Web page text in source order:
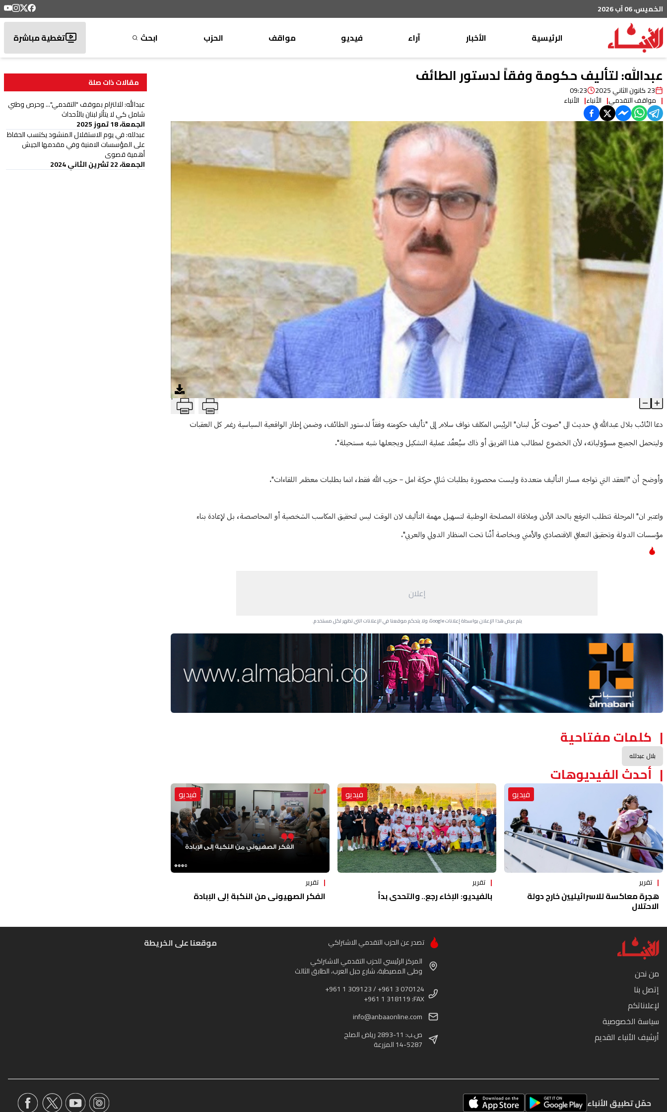
الخميس، 06 آب 2026
الرئيسية
الأخبار
محليات
خاص
من لبنان
ثقافة ومجتمع
منوعات
آراء
موقف
الأنباء
منبر
مختارات
صحافة
أجنبية
بريد
القرّاء
فيديو مواقف الحزب ابحث تغطية مباشرة
عبدالله: لتأليف حكومة وفقاً لدستور الطائف
23 كانون الثاني 2025 09:23
مواقف التقدمي الأنباء الأنباء
عبدالله: لتأليف حكومة وفقاً لدستور الطائف T
Article Content
دعا النّائب بلال عبدالله في حديث الى "صوت كلّ لبنان" الرئيس المكلف نواف سلام إلى "تأليف حكومته وفقاً لدستور الطائف، وضمن إطار الواقعية السياسية رغم كل العقبات
وليتحمل الجميع مسؤولياته، لأن الخضوع لمطالب هذا الفريق أو ذاك سيُعقّد عملية التشكيل ويجعلها شبه مستحيلة".
وأوضح أن "العقد التي تواجه مسار التأليف متعددة وليست محصورة بطلبات ثنائي حركة امل – حزب الله فقط، انما بطلبات معظم اللقاءات".
واعتبر ان" المرحلة تتطلب الترفع بالحد الأدنى وملاقاة المصلحة الوطنية لتسهيل مهمة التأليف لان الوقت ليس لتحقيق المكاسب الشخصية أو المحاصصة، بل لإعادة بناء
مؤسسات الدولة وتحقيق التعافي الاقتصادي والأمني وبخاصة أنّنا تحت المنظار الدولي والعربي".
إعلان
يتم عرض هذا الإعلان بواسطة إعلانات Google، ولا يتحكم موقعنا في الإعلانات التي تظهر لكل مستخدم.
Advertisement Section
كلمات مفتاحية
بلال عبدلله
أحدث الفيديوهات
فيديو
تقرير
هجرة معاكسة للاسرائيليين خارج دولة
الاحتلال
فيديو
تقرير
بالفيديو: الإخاء رجع.. والتحدي بدأ
فيديو
تقرير
الفكر الصهيوني من النكبة إلى الإبادة
مقالات ذات صلة
عبدالله: للالتزام بموقف "التقدمي"... وحرص وطني
شامل كي لا يتأثر لبنان بالأحداث
الجمعة، 18 تموز 2025
عبدلله: في يوم الاستقلال المنشود يكتسب الحفاظ
على المؤسسات الامنية وفي مقدمها الجيش
أهمية قصوى
الجمعة، 22 تشرين الثاني 2024
من نحن
إتصل بنا
لإعلاناتكم
سياسة الخصوصية
أرشيف الأنباء القديم
تصدر عن الحزب التقدمي الاشتراكي
المركز الرئيسي للحزب التقدمي الاشتراكي
وطى المصيطبة، شارع جبل العرب، الطابق الثالث
+961 1 309123 / +961 3 070124
+961 1 318119 :FAX
info@anbaaonline.com
ص.ب: 11-2893 رياض الصلح
14-5287 المزرعة
موقعنا على الخريطة
حمّل تطبيق الأنباء